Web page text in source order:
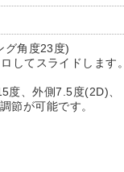
グ角度23度)
してスライドします。
、外側7.5度(2D)、
節が可能です。